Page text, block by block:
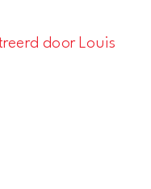
door Louis